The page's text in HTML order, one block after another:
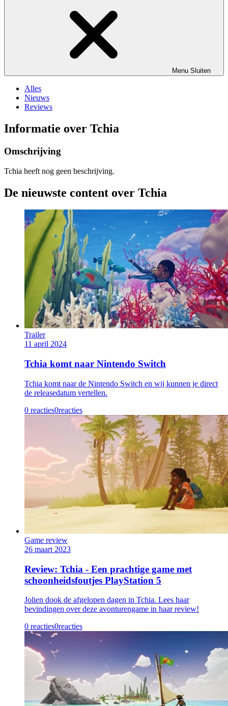
Menu Sluiten
Alles
Nieuws
Reviews
Informatie over Tchia
Omschrijving
Tchia heeft nog geen beschrijving.
De nieuwste content over Tchia
Trailer
11 april 2024
Tchia komt naar Nintendo Switch
Tchia komt naar de Nintendo Switch en wij kunnen je direct
de releasedatum vertellen.
0 reacties0reacties
Game review
26 maart 2023
Review: Tchia - Een prachtige game met
schoonheidsfoutjes PlayStation 5
Jolien dook de afgelopen dagen in Tchia. Lees haar
bevindingen over deze avonturengame in haar review!
0 reacties0reacties